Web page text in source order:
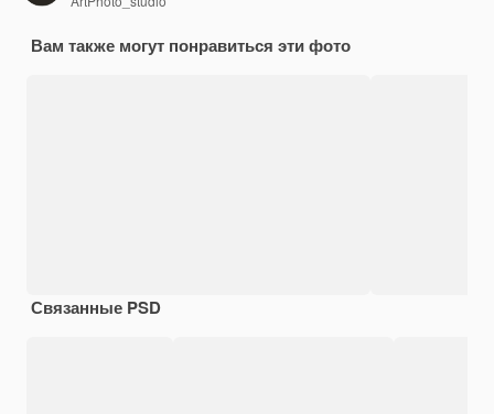
Вам также могут понравиться эти фото
Связанные PSD